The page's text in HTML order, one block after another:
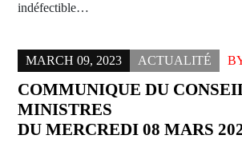
indéfectible…
MARCH 09, 2023 ACTUALITÉ
COMMUNIQUE DU
MINISTRES
DU MERCREDI 08 MARS